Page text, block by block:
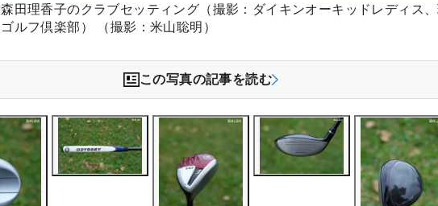
森田理香子のクラブセッティング（撮影：ダイキンオーキッドレディス
ゴルフ倶楽部） （撮影：米山聡明）
この写真の記事を読む